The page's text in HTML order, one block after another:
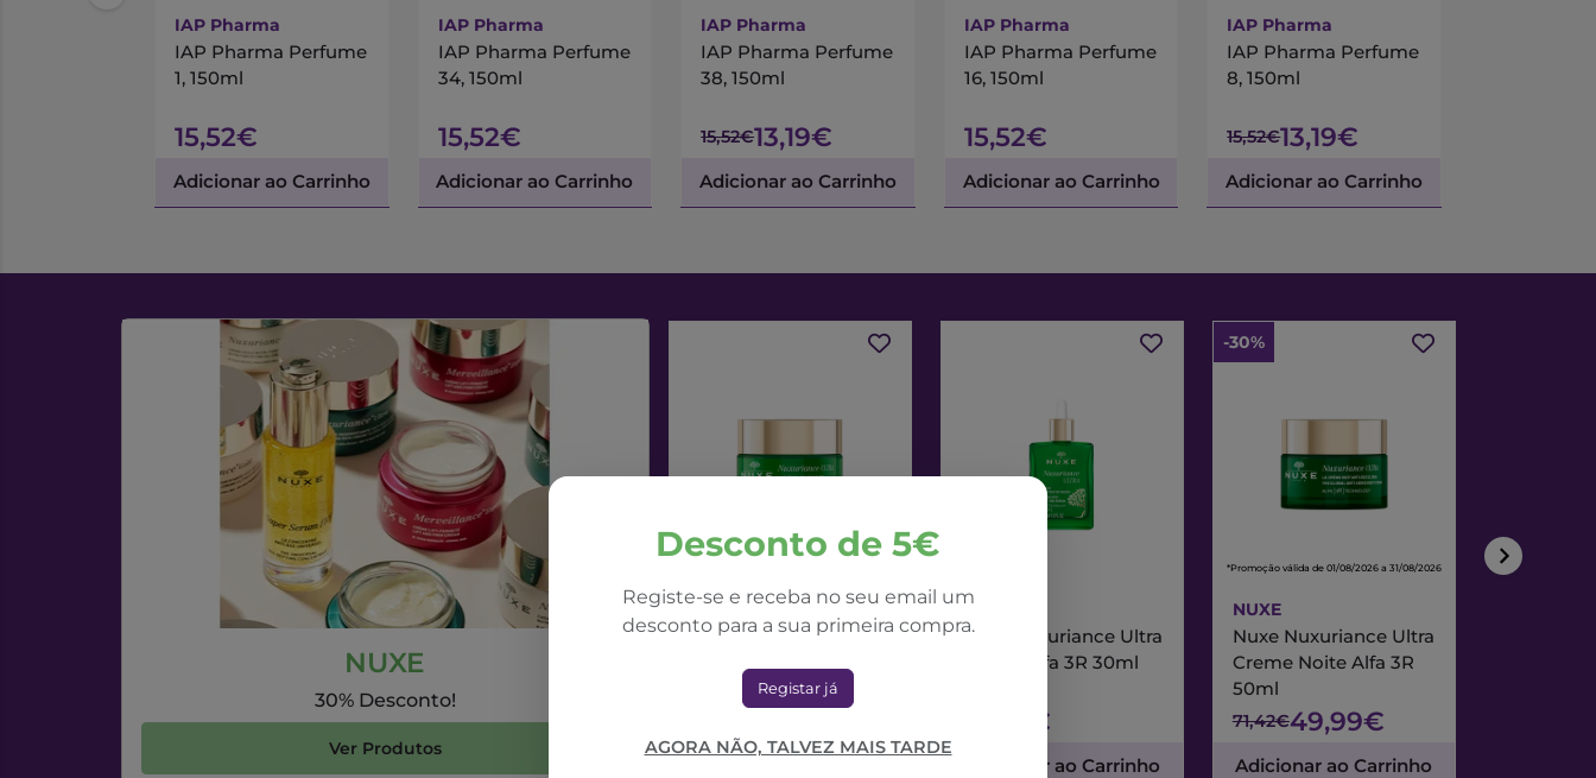
Desconto de 5€
Registe-se e receba no seu email um
desconto para a sua primeira compra.
Registar já
AGORA NÃO, TALVEZ MAIS TARDE
IAP Pharma
IAP Pharma Perfume
1, 150ml
15,52€
Adicionar ao Carrinho
IAP Pharma
IAP Pharma Perfume
34, 150ml
15,52€
Adicionar ao Carrinho
IAP Pharma
IAP Pharma Perfume
38, 150ml
15,52€13,19€
Adicionar ao Carrinho
IAP Pharma
IAP Pharma Perfume
16, 150ml
15,52€
Adicionar ao Carrinho
IAP Pharma
IAP Pharma Perfume
8, 150ml
15,52€13,19€
Adicionar ao Carrinho
NUXE
30% Desconto!
Ver Produtos
NUXE
Nuxe Nuxuriance Ultra
NUXE
Nuxe Nuxuriance Ultra
Sérum Alfa 3R 30ml
73,56€
Adicionar ao Carrinho
-30%
*Promoção válida de 01/08/2026 a 31/08/2026
NUXE
Nuxe Nuxuriance Ultra
Creme Noite Alfa 3R
50ml
71,42€49,99€
Adicionar ao Carrinho
*Promoção válida